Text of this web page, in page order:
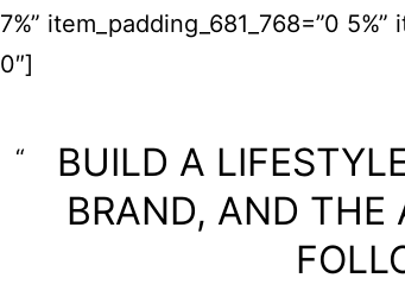
7%” item_padding_681_768=”0
0″]
BUILD A
BRAND, AND THE